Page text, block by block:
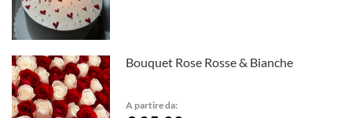
Bouquet Rose Rosse & Bianche
A partire da: